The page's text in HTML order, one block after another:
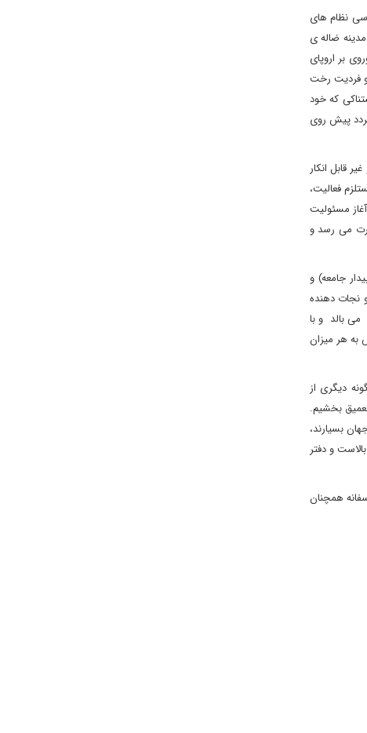
نظام های
اثرش، 1984 (۳)، پیش بینی کرد همان مدینه ضاله ی
بر اروپای
و فردیت رخت
که خود
پیش روی
قابل انکار
فعالیت،
مسئولیت
می رسد و
جامعه) و
نجات دهنده
بالد و با
مطلقه و قدرت مطلق (۶) تضمین می کند. پس به هر میزان
دیگری از
بخشیم.
بسیارند،
و دفتر
همچنان